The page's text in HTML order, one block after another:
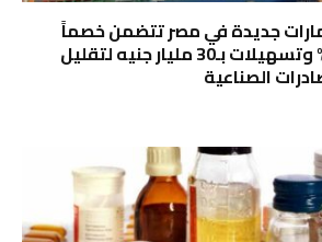
جديدة في مصر تتضمن خصماً
ضريبياً يصل إلى 50% وتسهيلات بـ30 مليار جنيه لتقليل
الصناعية